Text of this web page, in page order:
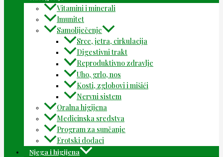
Vitamini i minerali
Imunitet
Samoliječenje
Srce, jetra, cirkulacija
Digestivni trakt
Reproduktivno zdravlje
Uho, grlo, nos
Kosti, zglobovi i mišići
Nervni sistem
Oralna higijena
Medicinska sredstva
Program za sunčanje
Erotski dodaci
Njega i higijena